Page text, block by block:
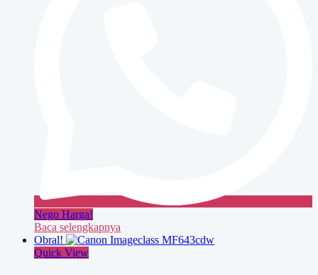
Nego Harga!
Baca selengkapnya
Obral!
Quick View